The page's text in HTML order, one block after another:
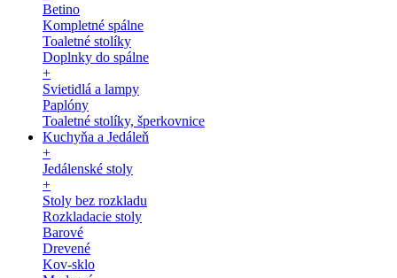
Betino
Kompletné spálne
Toaletné stolíky
Doplnky do spálne
+
Svietidlá a lampy
Paplóny
Toaletné stolíky, šperkovnice
Kuchyňa a Jedáleň
+
Jedálenské stoly
+
Stoly bez rozkladu
Rozkladacie stoly
Barové
Drevené
Kov-sklo